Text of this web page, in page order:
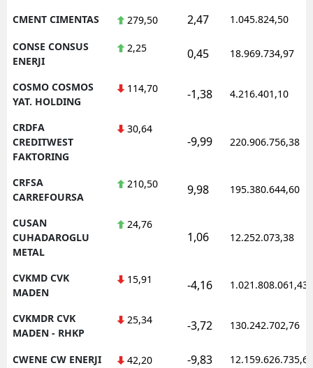
CMENT CIMENTAS 279,50 2,47 1.045.824,50
CONSE CONSUS
ENERJI
2,25 0,45 18.969.734,97
COSMO COSMOS
YAT. HOLDING
114,70 -1,38 4.216.401,10
CRDFA
CREDITWEST
FAKTORING
30,64
-9,99 220.906.756,38
CRFSA
CARREFOURSA
210,50 9,98 195.380.644,60
CUSAN
CUHADAROGLU
METAL
24,76
1,06 12.252.073,38
CVKMD CVK
MADEN
15,91 -4,16 1.021.808.061,43
CVKMDR CVK
MADEN - RHKP
25,34 -3,72 130.242.702,76
CWENE CW ENERJI 42,20 -9,83 12.159.626.735,62